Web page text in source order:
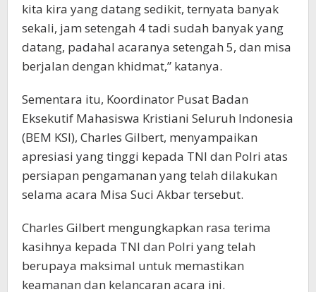
kita kira yang datang sedikit, ternyata banyak
sekali, jam setengah 4 tadi sudah banyak yang
datang, padahal acaranya setengah 5, dan misa
berjalan dengan khidmat,” katanya.
Sementara itu, Koordinator Pusat Badan
Eksekutif Mahasiswa Kristiani Seluruh Indonesia
(BEM KSI), Charles Gilbert, menyampaikan
apresiasi yang tinggi kepada TNI dan Polri atas
persiapan pengamanan yang telah dilakukan
selama acara Misa Suci Akbar tersebut.
Charles Gilbert mengungkapkan rasa terima
kasihnya kepada TNI dan Polri yang telah
berupaya maksimal untuk memastikan
keamanan dan kelancaran acara ini.